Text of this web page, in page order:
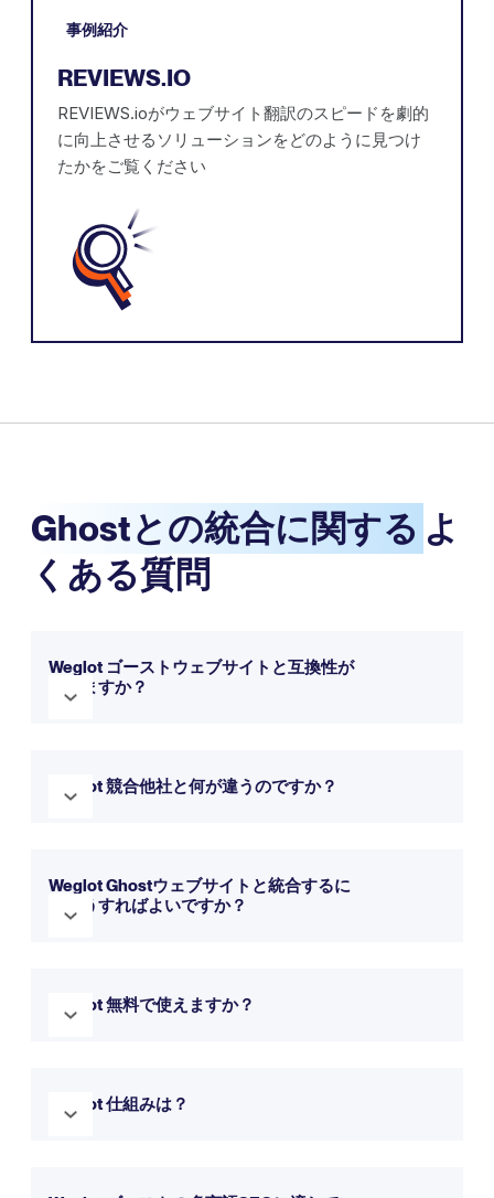
事例紹介
REVIEWS.IO
REVIEWS.ioがウェブサイト翻訳のスピードを劇的
に向上させるソリューションをどのように見つけ
たかをご覧ください
Ghostとの統合に関する よ
くある質問
Weglot ゴーストウェブサイトと互換性が
ありますか？
に統合され、わずか数分でウェブサイトを多言語化できま
す。トライアルで無料でお試しいただけます。
Weglot 競合他社と何が違うのですか？
ェース、ウェブサイト翻訳への包括的なアプローチを提供し
ます。詳細は比較ページをご覧ください。
Weglot Ghostウェブサイトと統合するに
はどうすればよいですか？
記のリソースにあるステップバイステップのガイドに従って
始めてください。
Weglot 無料で使えますか？
ップデートをしない限り、永久無料プランをご利用いただけ
Weglot 仕組みは？